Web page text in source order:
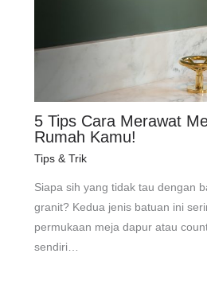
5 Tips Cara Merawat
Rumah Kamu!
Tips & Trik
Siapa sih yang tidak tau dengan
granit? Kedua jenis batuan ini
permukaan meja dapur atau
sendiri…